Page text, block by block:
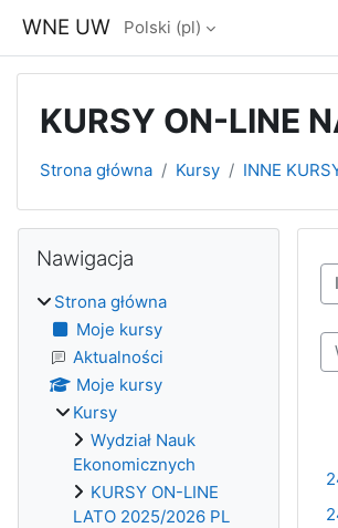
WNE UW Polski ‎(pl)‎
KURSY ON-LINE
Strona główna Kursy INNE
Bloki
Nawigacja
Strona główna
Moje kursy
Aktualności
Moje kursy
Kursy
Wydział Nauk
Ekonomicznych
KURSY ON-LINE
LATO 2025/2026 PL